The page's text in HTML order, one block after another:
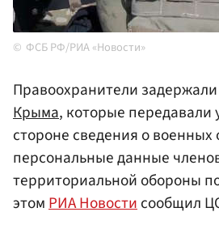
ФСБ РФ/РИА «Новости»
Правоохранители
Крыма, которые передавали
стороне сведения о военных
персональные данные
территориальной обороны
этомРИА Новостисообщил